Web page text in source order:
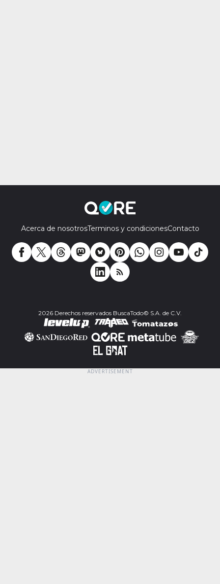
Acerca de nosotrosTerminos y condicionesContacto
2026 Derechos reservados BuscaTodo© S.A. de C.V.